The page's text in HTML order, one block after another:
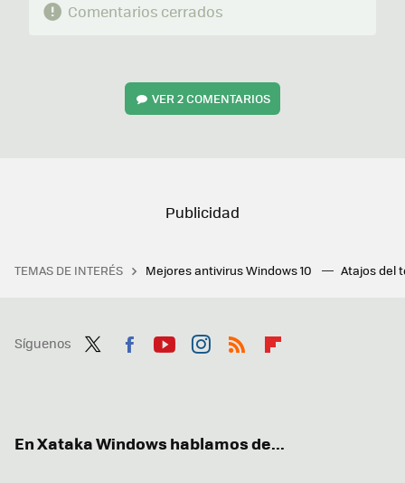
Comentarios cerrados
VER2 COMENTARIOS
TEMAS DE INTERÉS Mejores antivirus Windows 10 Atajos del
Síguenos
En Xataka Windows hablamos de...